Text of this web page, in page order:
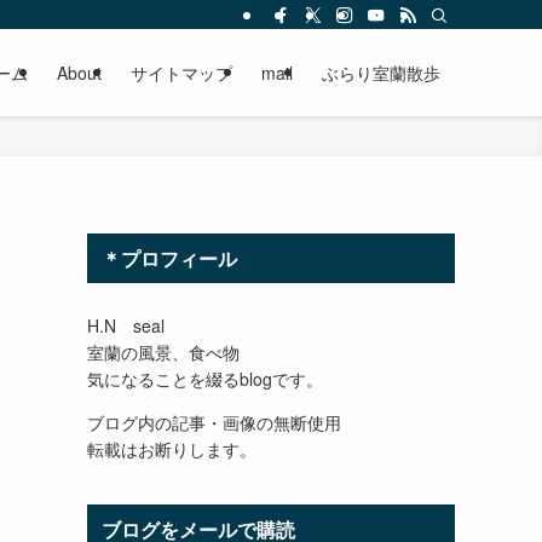
ム About サイトマップ mail ぶらり室蘭散歩
＊プロフィール
H.N seal
室蘭の風景、食べ物
気になることを綴るblogです。
ブログ内の記事・画像の無断使用
転載はお断りします。
ブログをメールで購読